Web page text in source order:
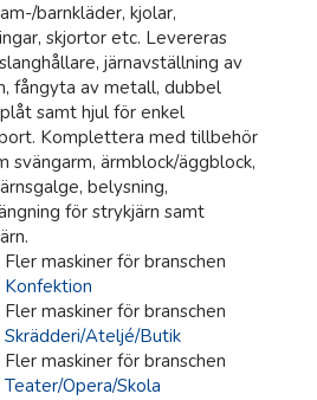
barnkläder, kjolar,
skjortor etc. Levereras
järnavställning av
fångyta av metall, dubbel
samt hjul för enkel
Komplettera med tillbehör
svängarm, ärmblock/äggblock,
belysning,
för strykjärn samt
Fler maskiner för branschen
Konfektion
Fler maskiner för branschen
Skrädderi/Ateljé/Butik
Fler maskiner för branschen
Teater/Opera/Skola